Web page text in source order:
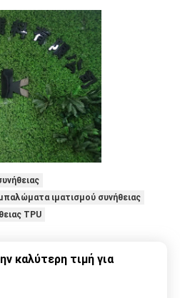
ιματισμού συνήθειας
TPU
καλύτερη τιμή για